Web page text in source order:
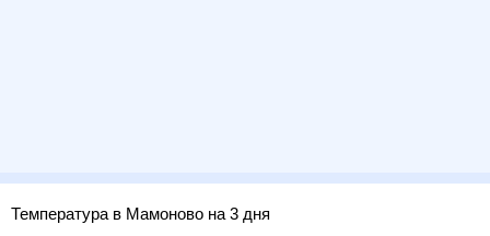
Температура в Мамоново на 3 дня